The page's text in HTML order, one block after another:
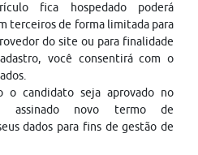
fica hospedado poderá
terceiros de forma limitada para
do site ou para finalidade
você consentirá com o
o candidato seja aprovado no
assinado novo termo de
dados para fins de gestão de